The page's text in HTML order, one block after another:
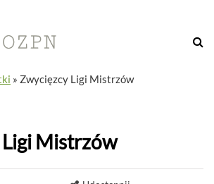
» Zwycięzcy Ligi Mistrzów
Mistrzów